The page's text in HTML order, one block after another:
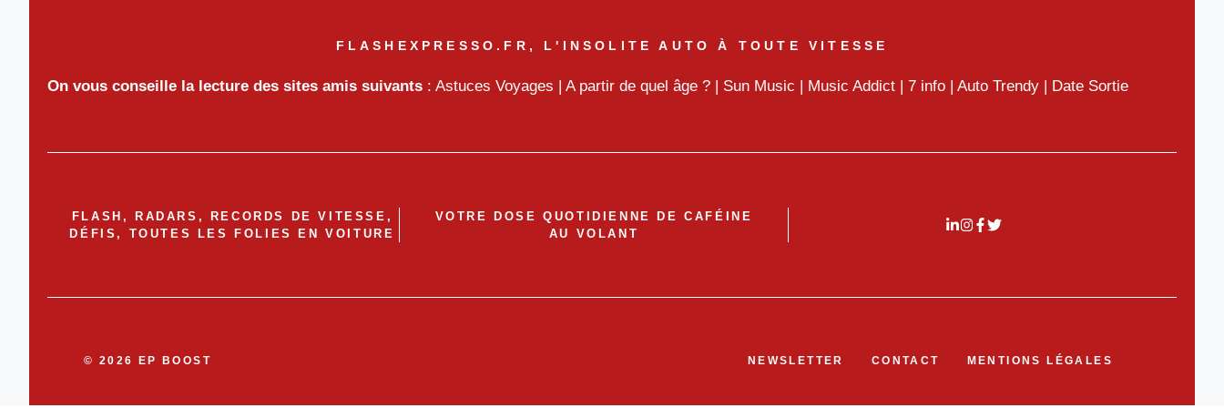
FLASHEXPRESSO.FR, L'INSOLITE AUTO À TOUTE VITESSE
On vous conseille la lecture des sites amis suivants : Astuces Voyages | A partir de quel âge ? | Sun Music | Music Addict | 7 info | Auto Trendy | Date Sortie
FLASH, RADARS, RECORDS DE VITESSE,
DÉFIS, TOUTES LES FOLIES EN VOITURE
VOTRE DOSE QUOTIDIENNE DE CAFÉINE
AU VOLANT
© 2026 EP BOOST NEWSLETTER CONTACT MENTIONS LÉGALES